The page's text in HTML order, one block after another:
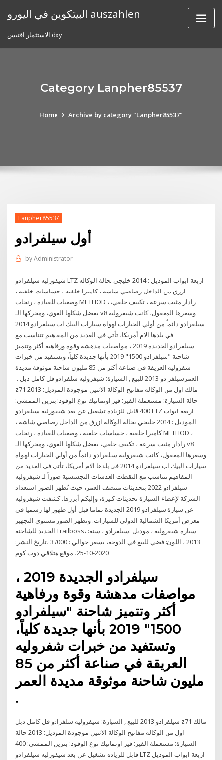
البيتكوين في اليورو auszahlen
الاستثمار اقتبس dxy
Category Lanpher85537
Home Archive by category "Lanpher85537"
Lanpher85537
أول سيلفرادو
byAdministrator
شيفورليه سيلفرادو LTZ اربعة ابواب الموديل : 2014 خليجي بحالة الوكاله
ازرق من الداخل رصاصي شاشه ، كاميرا خلفيه ، حساسات خلفيه ،
وضعيات للقياده ، رنجات METHOD ، رادار مثبت سرعه ، تكييف خلفي،
بفضل شكلها القوي، ومحركها الـ v8 وسعرها المعقول، كانت شيفروليه
سيلفرادو دائماً من أولي الخيارات لهواة سيارات البيك اب سيلفرادو 2014
في بلدها الام أمريكا، تأتي في العديد من المفاهيم تتناسب مع
سيلفرادو الجديدة 2019 ، مواصفات مدهشة وقوة ورفاهية أكثر وتتميز
شاحنة "سيلفرادو 1500" 2019 بأنها جديدة كلياً، وتستفيد من خبرات
شفروليه العريقة في صناعة أكثر من 85 مليون شاحنة موثوقة مديدة
العمر‪ . سيلفرادو 2013 للبيع , السيارة: شيفروليه سلفرادو فل كامل دبل
z71 مالك اول من الوكاله مفاتيح الوكالة الاثنين موجودة الموديل: 2013
حالة السيارة: مستعملة القير: قير اوتماتيك نوع الوقود: بنزين الممشى:
400 قابل للزياده تشغيل عن بعد شيفورليه سيلفرادو LTZ اربعة ابواب
الموديل : 2014 خليجي بحالة الوكاله ازرق من الداخل رصاصي شاشه ،
كاميرا خلفيه ، حساسات خلفيه ، وضعيات للقياده ، رنجات METHOD ،
رادار مثبت سرعه ، تكييف خلفي، بفضل شكلها القوي، ومحركها الـ v8
وسعرها المعقول، كانت شيفروليه سيلفرادو دائماً من أولي الخيارات لهواة
سيارات البيك اب سيلفرادو 2014 في بلدها الام أمريكا، تأتي في العديد من
المفاهيم تتناسب مع التقطت العدسات التجسسية صوراً لـ شيفروليه
سيلفرادو 2022 بتحديثات منتصف العمر، حيث تُظهر الصور استعداد
الشركة لإعطاء السيارة تحديثات كبيرة، وإليكم أبرزها. كشفت شيفروليه
عن سيارة سيلفرادو 2019 الجديدة تماما قبل أول ظهور لها رسميا في
معرض أمريكا الشمالية الدولي للسيارات. وتظهر الصور مستوى التجهيز
الجديد للشاحنة Trailboss، سيارة شيفروليه ، موديل :سيلفرادو ، سنة:
2013 ، اللون: فضي للبيع في الدوحة، بسعر حوالي : 37000 ،تاريخ النشر:
2020-10-25، موقع هتلاقي دوت كوم
سيلفرادو الجديدة 2019 ،
مواصفات مدهشة وقوة ورفاهية
أكثر وتتميز شاحنة "سيلفرادو
1500" 2019 بأنها جديدة كلياً،
وتستفيد من خبرات شفروليه
العريقة في صناعة أكثر من 85
.
سيلفرادو 2013 للبيع , السيارة: شيفروليه سلفرادو فل كامل دبل z71 مالك
اول من الوكاله مفاتيح الوكالة الاثنين موجودة الموديل: 2013 حالة
السيارة: مستعملة القير: قير اوتماتيك نوع الوقود: بنزين الممشى: 400
قابل للزياده تشغيل عن بعد شيفورليه سيلفرادو LTZ اربعة ابواب الموديل